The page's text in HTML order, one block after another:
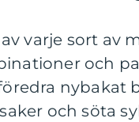
varje sort av
och
nybakat
och söta